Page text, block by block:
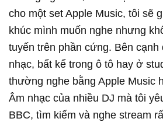
cho một set Apple Music, tôi sẽ
khúc mình muốn nghe nhưng
tuyến trên phần cứng. Bên cạnh
nhạc, bất kể trong ô tô hay ở
thường nghe bằng Apple Music
Âm nhạc của nhiều DJ mà tôi
BBC, tìm kiếm và nghe stream